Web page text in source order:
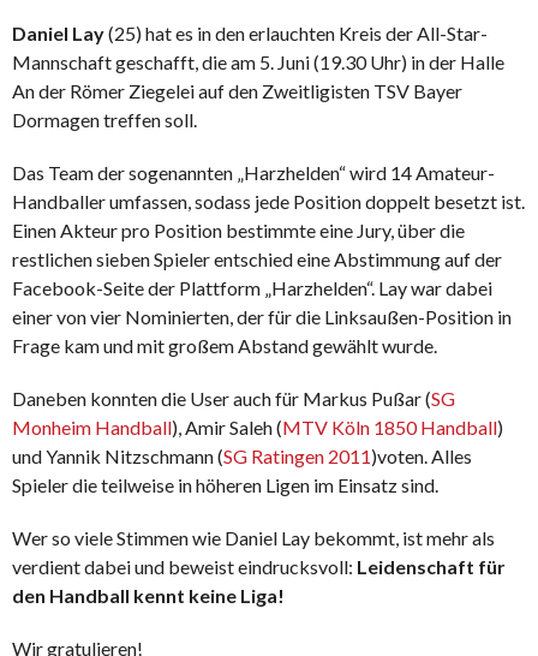
Daniel Lay(25) hat es in den erlauchten Kreis der All-Star-
Mannschaftgeschafft, die am 5. Juni (19.30 Uhr) in der Halle
An der Römer Ziegelei auf den Zweitligisten TSV Bayer
Dormagen treffen soll.
Das Team der sogenannten „Harzhelden“ wird 14 Amateur-
Handballer umfassen, sodass jede Position doppelt besetzt ist.
Einen Akteur pro Position bestimmteeine Jury, über die
restlichen sieben Spieler entschiedeine Abstimmung auf der
Facebook-Seite der Plattform „Harzhelden“. Laywardabei
einer von vier Nominierten, der für die Linksaußen-Position in
Frage kamund mit großem Abstand gewählt wurde.
Daneben konnten die User auch für Markus Pußar (SG
Monheim Handball), Amir Saleh (MTV Köln 1850 Handball)
und Yannik Nitzschmann (SG Ratingen 2011)voten.Alles
Spieler dieteilweise inhöheren Ligen im Einsatz sind.
Wer so viele Stimmenwie Daniel Lay bekommt, ist mehr als
verdient dabei und beweist eindrucksvoll: Leidenschaft für
den Handball kennt keine Liga!
Wir gratulieren!